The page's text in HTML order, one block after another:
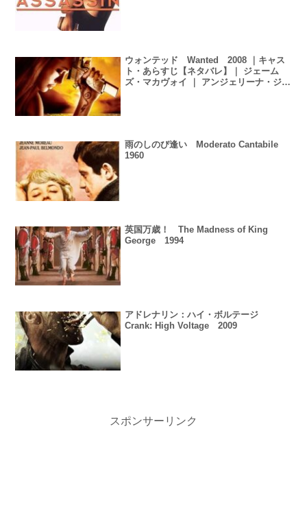
ウォンテッド Wanted 2008 ｜キャス
ト・あらすじ【ネタバレ】｜ ジェーム
ズ・マカヴォイ ｜ アンジェリーナ・ジョ
雨のしのび逢い Moderato Cantabile
1960
英国万歳！ The Madness of King
George 1994
アドレナリン：ハイ・ボルテージ
Crank: High Voltage 2009
スポンサーリンク